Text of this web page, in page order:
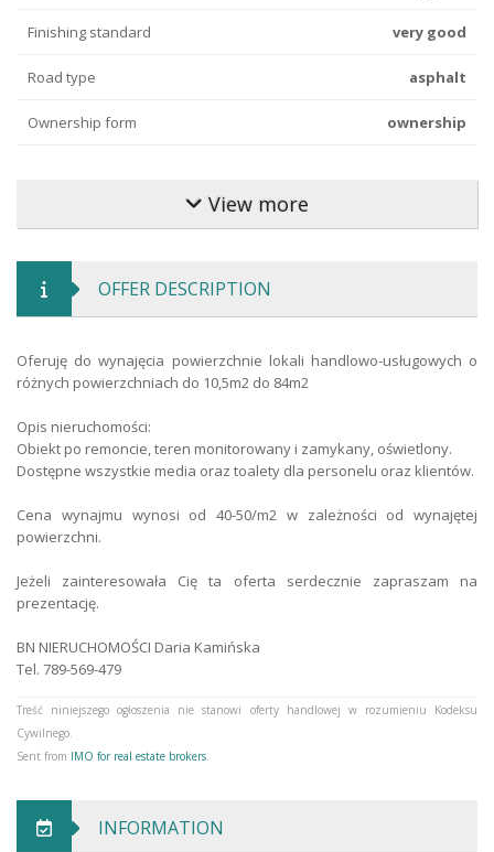
Finishing standard very good
Road type asphalt
Ownership form ownership
Water Supply
Sewerage
Road Type
Premises type commercial
View more
OFFER DESCRIPTION
Oferuję do wynajęcia powierzchnie lokali handlowo-usługowych o
różnych powierzchniach do 10,5m2 do 84m2
Opis nieruchomości:
Obiekt po remoncie, teren monitorowany i zamykany, oświetlony.
Dostępne wszystkie media oraz toalety dla personelu oraz klientów.
Cena wynajmu wynosi od 40-50/m2 w zależności od wynajętej
powierzchni.
Jeżeli zainteresowała Cię ta oferta serdecznie zapraszam na
prezentację.
BN NIERUCHOMOŚCI Daria Kamińska
Tel. 789-569-479
Treść niniejszego ogłoszenia nie stanowi oferty handlowej w rozumieniu Kodeksu
Cywilnego.
Sent from IMO for real estate brokers
INFORMATION